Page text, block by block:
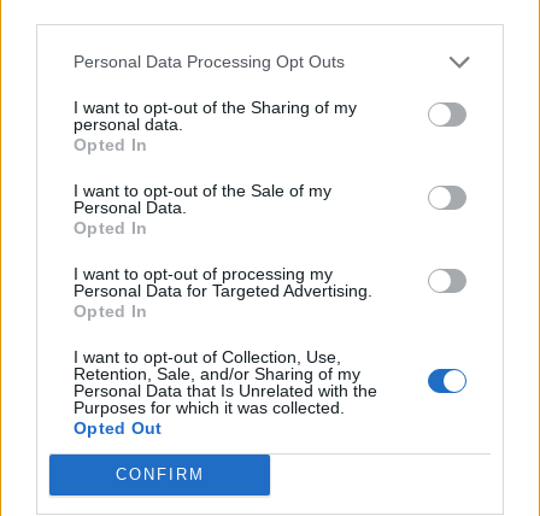
Personal Data Processing Opt Outs
I want to opt-out of the Sharing of my
personal data.
Opted In
I want to opt-out of the Sale of my
Personal Data.
Opted In
I want to opt-out of processing my
Personal Data for Targeted Advertising.
Opted In
I want to opt-out of Collection, Use,
Retention, Sale, and/or Sharing of my
Personal Data that Is Unrelated with the
Purposes for which it was collected.
Opted Out
CONFIRM
Receptai 2024-08-01 14:31
Lietuvos grilio čempionai pataria, kaip ant
laužo gaminamą maistą paversti dar
skanesniu